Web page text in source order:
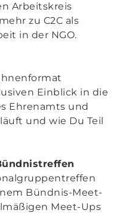
Arbeitskreis
zu C2C als
in der NGO.
Einblick in die
Ehrenamts und
und wie Du Teil
Bündnis-Meet-
Meet-Ups